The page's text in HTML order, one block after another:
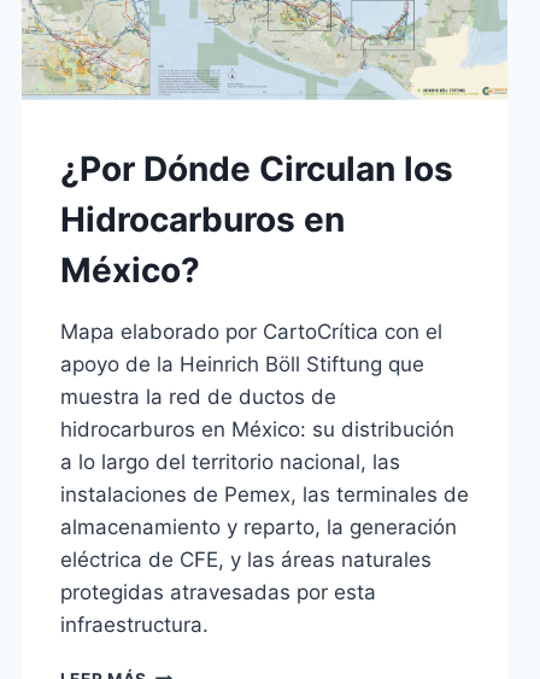
¿Por Dónde Circulan los
Hidrocarburos en
México?
Mapa elaborado por CartoCrítica con el
apoyo de la Heinrich Böll Stiftung que
muestra la red de ductos de
hidrocarburos en México: su distribución
a lo largo del territorio nacional, las
instalaciones de Pemex, las terminales de
almacenamiento y reparto, la generación
eléctrica de CFE, y las áreas naturales
protegidas atravesadas por esta
infraestructura.
¿POR